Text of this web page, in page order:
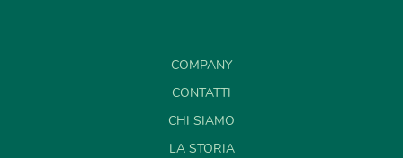
COMPANY
CONTATTI
CHI SIAMO
LA STORIA